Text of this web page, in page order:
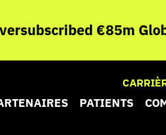
€85m
PATIENTS